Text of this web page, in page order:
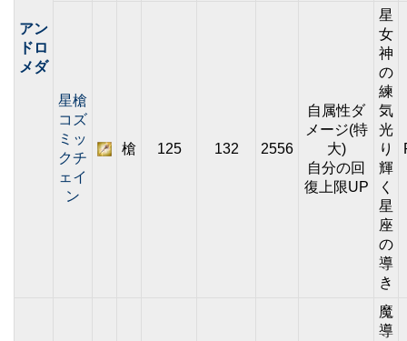
アン
ドロ
メダ
星槍
コズ
ミッ
クチ
ェイ
ン
槍 125 132 2556
自属性ダ
メージ(特
大)
自分の回
復上限UP
星
女
神
の
練
気
光
り
輝
く
星
座
の
導
き
魔
導